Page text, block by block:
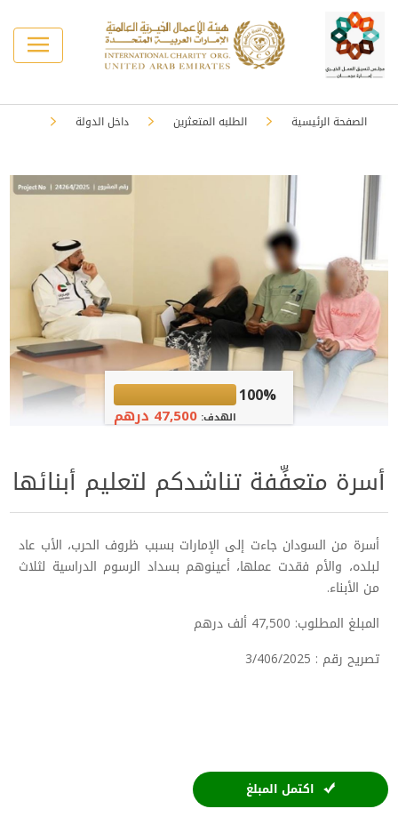
الصفحة الرئيسية الطلبه المتعثرين داخل الدولة
100%
الهدف:47,500 درهم
أسرة متعفِّفة تناشدكم لتعليم أبنائها
أسرة من السودان جاءت إلى الإمارات بسبب ظروف الحرب، الأب عاد
لبلده، والأم فقدت عملها، أعينوهم بسداد الرسوم الدراسية لثلاث
من الأبناء.
المبلغ المطلوب: 47,500 ألف درهم
تصريح رقم : 3/406/2025
اكتمل المبلغ